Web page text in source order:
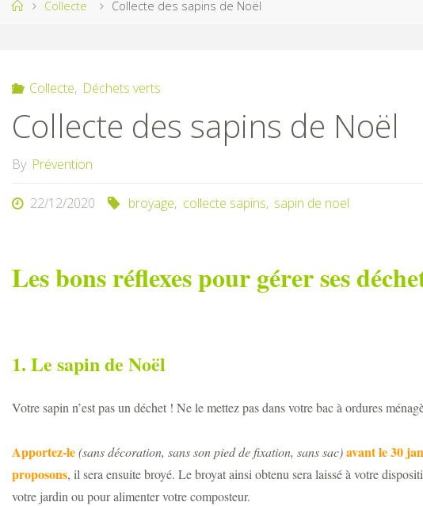
HomeCollecte Collecte des sapins de Noël
Collecte, Déchets verts
Collecte des sapins de Noël
By Prévention
22/12/2020 broyage, collecte sapins, sapin de noel
Les bons réflexes pour gérer ses
1. Le sapin de Noël
Votre sapin n’est pas un déchet ! Ne le mettez pas dans votre bac à ordures
Apportez-le (sans décoration, sans son pied de fixation, sans sac)avant le 30
proposons, il sera ensuite broyé. Le broyat ainsi obtenu sera laissé à votre
votre jardin ou pour alimenter votre composteur.